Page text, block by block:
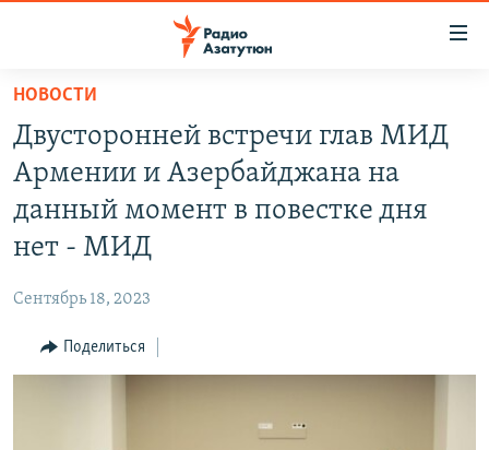
Перейти
основному
содержанию
Перейти
основной
Перейти
поиску
НОВОСТИ
ПОЛИТИКА
ОБЩЕСТВО
РЕГИОН
НАГОРНЫЙ КАРАБАХ
НОВОСТИ
Двусторонней встречи глав МИД
Армении и Азербайджана на
данный момент в повестке дня
нет - МИД
Сентябрь 18, 2023
Поделиться